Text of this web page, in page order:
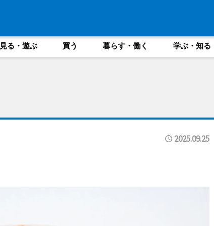
見る・遊ぶ 買う 暮らす・働く 学ぶ・知る
2025.09.25